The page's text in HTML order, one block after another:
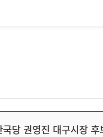
당 권영진 대구시장